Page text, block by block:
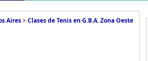
Aires>Clases de Tenis en G.B.A. Zona Oeste